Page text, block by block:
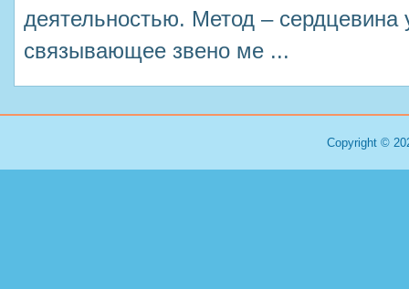
деятельностью. Метод – сердцевина
связывающее звено ме ...
Copyright ©